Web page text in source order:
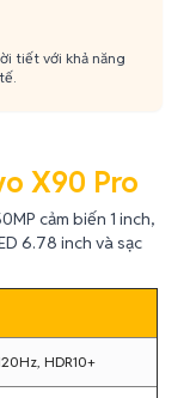
tiết với khả năng
X90 Pro
cảm biến 1 inch,
6.78 inch và sạc
HDR10+